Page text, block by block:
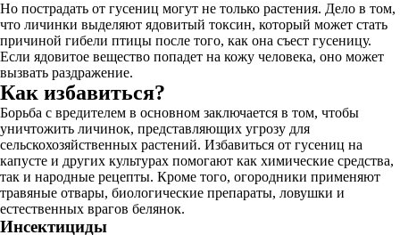
Но пострадать от гусениц могут не только растения. Дело в том,
что личинки выделяют ядовитый токсин, который может стать
причиной гибели птицы после того, как она съест гусеницу.
Если ядовитое вещество попадет на кожу человека, оно может
вызвать раздражение.
Как избавиться?
Борьба с вредителем в основном заключается в том, чтобы
уничтожить личинок, представляющих угрозу для
сельскохозяйственных растений. Избавиться от гусениц на
капусте и других культурах помогают как химические средства,
так и народные рецепты. Кроме того, огородники применяют
травяные отвары, биологические препараты, ловушки и
естественных врагов белянок.
Инсектициды